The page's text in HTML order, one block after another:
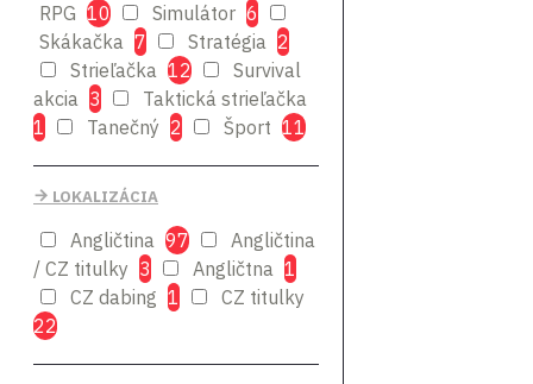
WarnerBros Interactive
Wired
Productions
Xbox
RPG 10 Simulátor 6
Skákačka 7 Stratégia 2
Strieľačka 12
Survival
akcia 3
Taktická strieľačka
1
Tanečný 2 Šport 11
LOKALIZÁCIA
Angličtina 97
Angličtina
/ CZ titulky 3 Angličtna 1
CZ dabing 1
CZ titulky
22